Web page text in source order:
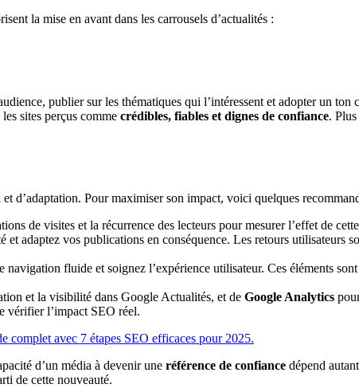
la mise en avant dans les carrousels d’actualités :
publier sur les thématiques qui l’intéressent et adopter un
sites perçus comme crédibles, fiables et dignes de confiance.
d’adaptation. Pour maximiser son impact, voici quelques
de visites et la récurrence des lecteurs pour mesurer l’effet de
adaptez vos publications en conséquence. Les retours utilisateurs
fluide et soignez l’expérience utilisateur. Ces éléments
et la visibilité dans Google Actualités, et de Google Analytics
vérifier l’impact SEO réel.
complet avec 7 étapes SEO efficaces pour 2025.
d’un média à devenir une référence de confiance dépend
de cette nouveauté.